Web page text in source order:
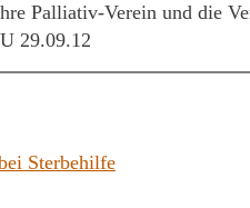
Palliativ-Verein und die
29.09.12
Sterbehilfe